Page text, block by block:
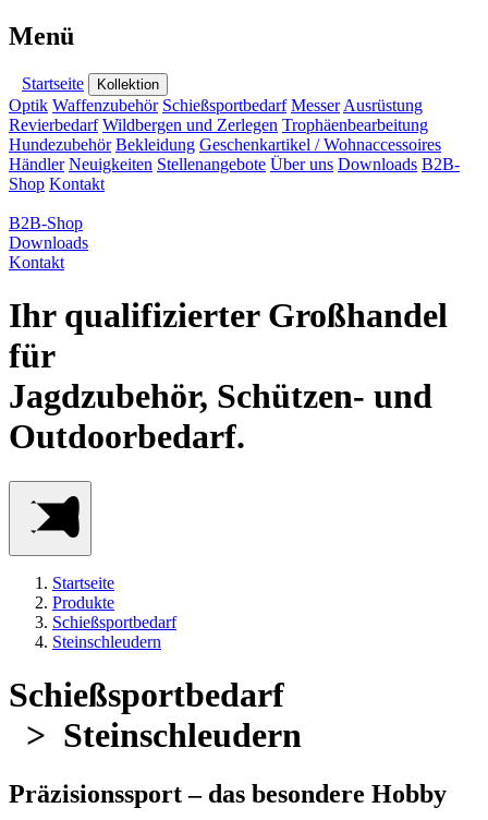
Menü
Startseite Kollektion
Optik Waffenzubehör Schießsportbedarf Messer Ausrüstung
Revierbedarf Wildbergen und Zerlegen Trophäenbearbeitung
Hundezubehör Bekleidung Geschenkartikel / Wohnaccessoires
Händler Neuigkeiten Stellenangebote Über uns Downloads B2B-
Shop Kontakt
B2B-Shop
Downloads
Kontakt
Ihr qualifizierter Großhandel
für
Jagdzubehör, Schützen- und
Outdoorbedarf.
Startseite
Produkte
Schießsportbedarf
Steinschleudern
Schießsportbedarf
> Steinschleudern
Präzisionssport – das besondere Hobby